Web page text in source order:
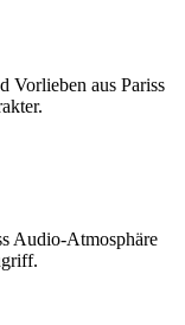
Vorlieben aus Pariss
Audio-Atmosphäre